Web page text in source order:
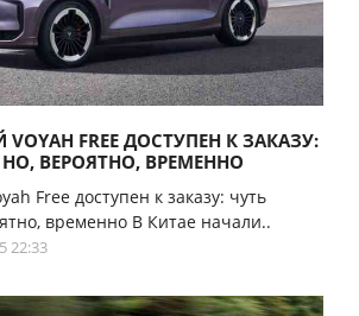
FREE ДОСТУПЕН К ЗАКАЗУ:
ВЕРОЯТНО, ВРЕМЕННО
Free доступен к заказу: чуть
временно В Китае начали..
22:33